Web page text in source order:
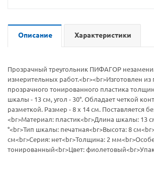
Описание Характеристики
Прозрачный треугольник ПИФАГОР
измерительных работ.<br><br>Изготовлен из
прозрачного тонированного пластика
шкалы - 13 см, угол - 30°. Обладает четкой
разметкой. Размер - 8 х 14 см. Поставляется
<br>Материал: пластик<br>Длина шкалы: 13
°<br>Тип шкалы: печатная<br>Высота: 8
см<br>Серия: нет<br>Толщина: 2
тонированный<br>Цвет: